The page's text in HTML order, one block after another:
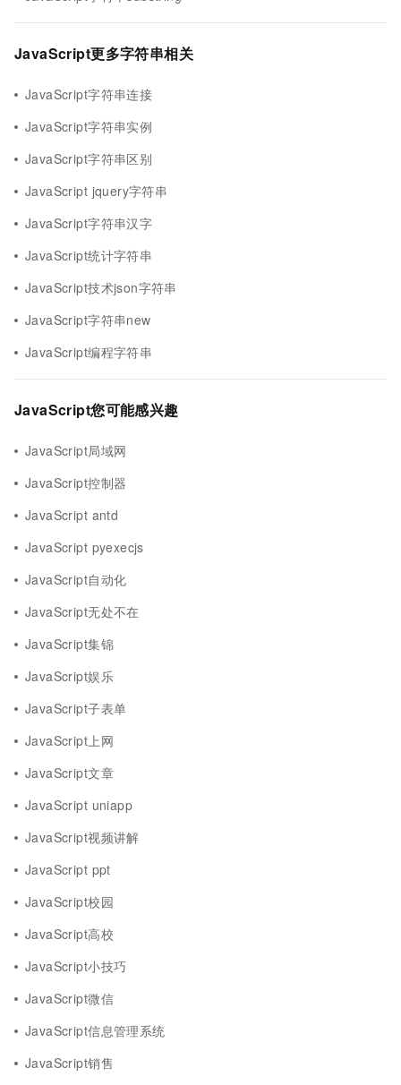
JavaScript更多字符串相关
JavaScript字符串连接
JavaScript字符串实例
JavaScript字符串区别
JavaScript jquery字符串
JavaScript字符串汉字
JavaScript统计字符串
JavaScript技术json字符串
JavaScript字符串new
JavaScript编程字符串
JavaScript您可能感兴趣
JavaScript局域网
JavaScript控制器
JavaScript antd
JavaScript pyexecjs
JavaScript自动化
JavaScript无处不在
JavaScript集锦
JavaScript娱乐
JavaScript子表单
JavaScript上网
JavaScript文章
JavaScript uniapp
JavaScript视频讲解
JavaScript ppt
JavaScript校园
JavaScript高校
JavaScript小技巧
JavaScript微信
JavaScript信息管理系统
JavaScript销售